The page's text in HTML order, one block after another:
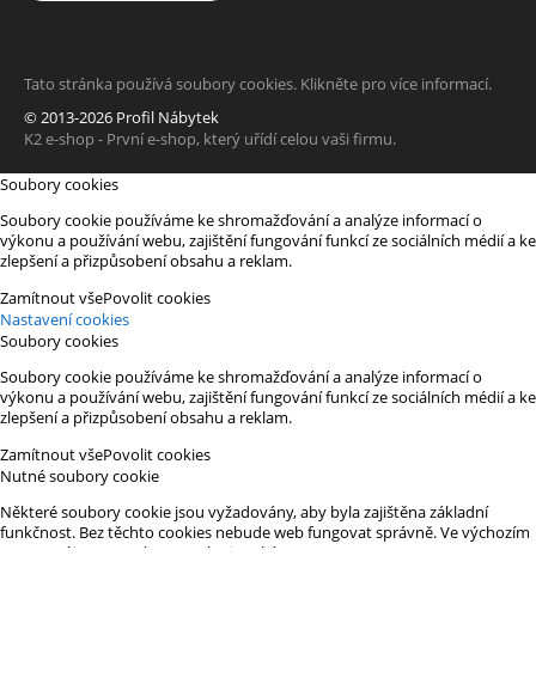
Tato stránka používá soubory cookies. Klikněte pro více informací.
© 2013-2026 Profil Nábytek
K2 e-shop - První e-shop, který uřídí celou vaši firmu.
Soubory cookies
Soubory cookie používáme ke shromažďování a analýze informací o
výkonu a používání webu, zajištění fungování funkcí ze sociálních médií a ke
zlepšení a přizpůsobení obsahu a reklam.
Zamítnout všePovolit cookies
Nastavení cookies
Soubory cookies
Soubory cookie používáme ke shromažďování a analýze informací o
výkonu a používání webu, zajištění fungování funkcí ze sociálních médií a ke
zlepšení a přizpůsobení obsahu a reklam.
Zamítnout všePovolit cookies
Nutné soubory cookie
Některé soubory cookie jsou vyžadovány, aby byla zajištěna základní
funkčnost. Bez těchto cookies nebude web fungovat správně. Ve výchozím
nastavení jsou povoleny a nelze je zakázat.